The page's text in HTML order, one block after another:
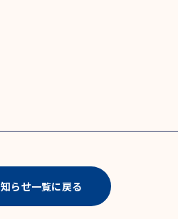
らせ一覧に戻る